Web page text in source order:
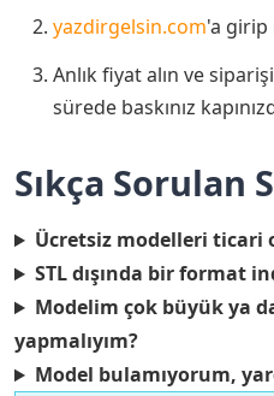
yazdirgelsin.com'a girip
Anlık fiyat alın ve
sürede baskınız
Sıkça Sorulan
Ücretsiz modelleri
STL dışında bir format
Modelim çok büyük ya
yapmalıyım?
Model bulamıyorum,